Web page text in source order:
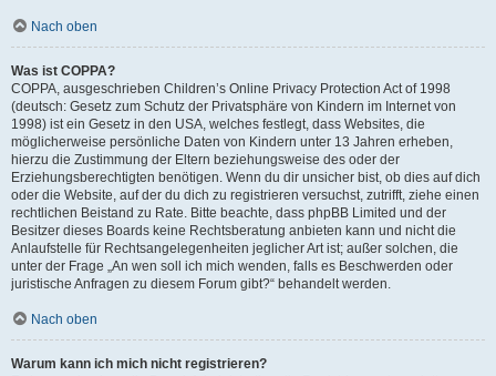
Nach oben
Was ist COPPA?
COPPA, ausgeschrieben Children’s Online Privacy Protection Act of 1998
(deutsch: Gesetz zum Schutz der Privatsphäre von Kindern im Internet von
1998) ist ein Gesetz in den USA, welches festlegt, dass Websites, die
möglicherweise persönliche Daten von Kindern unter 13 Jahren erheben,
hierzu die Zustimmung der Eltern beziehungsweise des oder der
Erziehungsberechtigten benötigen. Wenn du dir unsicher bist, ob dies auf dich
oder die Website, auf der du dich zu registrieren versuchst, zutrifft, ziehe einen
rechtlichen Beistand zu Rate. Bitte beachte, dass phpBB Limited und der
Besitzer dieses Boards keine Rechtsberatung anbieten kann und nicht die
Anlaufstelle für Rechtsangelegenheiten jeglicher Art ist; außer solchen, die
unter der Frage „An wen soll ich mich wenden, falls es Beschwerden oder
juristische Anfragen zu diesem Forum gibt?“ behandelt werden.
Nach oben
Warum kann ich mich nicht registrieren?